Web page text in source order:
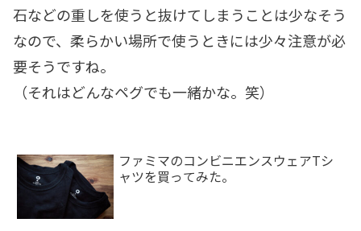
石などの重しを使うと抜けてしまうことは少なそう
なので、柔らかい場所で使うときには少々注意が必
要そうですね。
（それはどんなペグでも一緒かな。笑）
ファミマのコンビニエンスウェアTシ
ャツを買ってみた。